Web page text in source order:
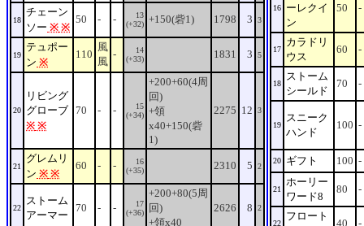
18
チェーン
ソー ※ ※
50 - -
13
(+32) +150(砦1) 1798 3 3
19
テュポー
ン ※
110
風
風
-
14
(+33)
1831 3 5
20
リビング
グローブ
※ ※
70 - -
15
(+34)
+200+60(4周
回)
+領
x40+150(砦
1)
2275 12 3
21
グレムリ
ン ※ ※
60 - -
16
(+35)
2310 5 2
22
ストーム
アーマー
70 - -
17
(+36)
+200+80(5周
回)
+領x40
2626 8 2
16
ーレクイ
ン
50 -
17
カラドリ
ウス
60 -
18
ストーム
シールド
70 -
19
スニーク
ハンド
100 -
20 ギフト 100 -
21
ホーリー
ワード8
80 -
22
フロート
40 -